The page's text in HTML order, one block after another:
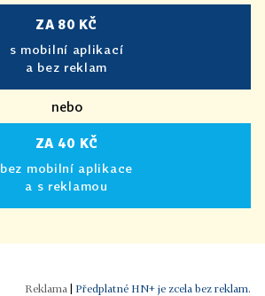
ZA 80 KČ
s mobilní aplikací
a bez reklam
nebo
ZA 40 KČ
bez mobilní aplikace
a s reklamou
Předplatné HN+ je zcela bez reklam.